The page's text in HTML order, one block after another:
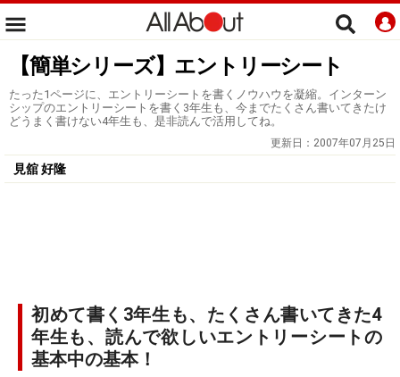
【簡単シリーズ】エントリーシート
たった1ページに、エントリーシートを書くノウハウを凝縮。インターン
シップのエントリーシートを書く3年生も、今までたくさん書いてきたけ
どうまく書けない4年生も、是非読んで活用してね。
更新日： 2007年07月25日
見舘 好隆
初めて書く3年生も、たくさん書いてきた4
年生も、読んで欲しいエントリーシートの
基本中の基本！